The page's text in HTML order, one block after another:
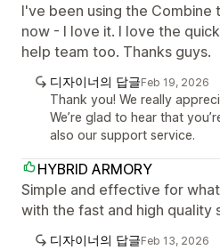
I've been using the
now - I love it. I love the
help team too. Thanks guys.
디자이너의 답글Feb 19, 2026
Thank you! We really
We’re glad to hear that
also our support service.
HYBRID ARMORY
Simple and effective for
with the fast and high quality
디자이너의 답글Feb 13, 2026